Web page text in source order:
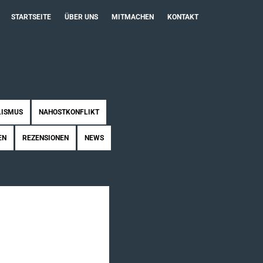
STARTSEITE ÜBER UNS MITMACHEN KONTAKT
NAHOSTKONFLIKT
REZENSIONEN NEWS